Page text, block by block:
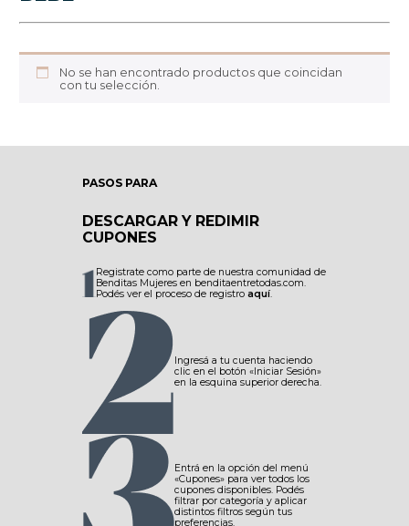
No se han encontrado productos que coincidan
con tu selección.
PASOS PARA
DESCARGAR Y REDIMIR
CUPONES
Registrate como parte de nuestra comunidad de
Benditas Mujeres en benditaentretodas.com.
Podés ver el proceso de registro aquí.
Ingresá a tu cuenta haciendo
clic en el botón «Iniciar Sesión»
en la esquina superior derecha.
Entrá en la opción del menú
«Cupones» para ver todos los
cupones disponibles. Podés
filtrar por categoría y aplicar
distintos filtros según tus
preferencias.